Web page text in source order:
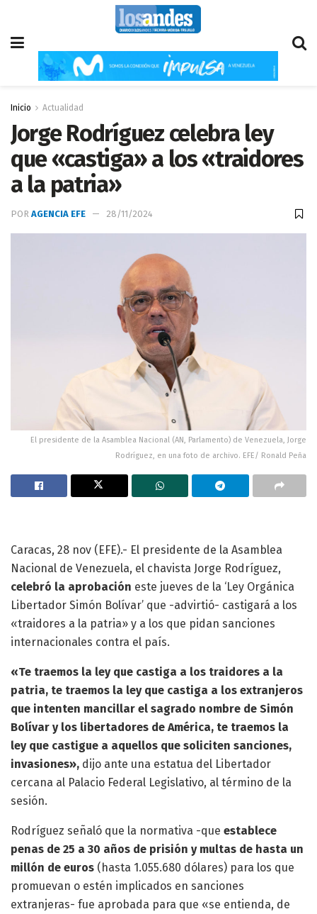
Inicio Actualidad
Jorge Rodríguez celebra ley
que «castiga» a los «traidores
a la patria»
POR AGENCIA EFE 28/11/2024
El presidente de la Asamblea Nacional (AN, Parlamento) de Venezuela, Jorge
Rodríguez, en una foto de archivo. EFE/ Ronald Peña
Caracas, 28 nov (EFE).- El presidente de la Asamblea
Nacional de Venezuela, el chavista Jorge Rodríguez,
celebró la aprobación este jueves de la ‘Ley Orgánica
Libertador Simón Bolívar’ que -advirtió- castigará a los
«traidores a la patria» y a los que pidan sanciones
internacionales contra el país.
«Te traemos la ley que castiga a los traidores a la
patria, te traemos la ley que castiga a los extranjeros
que intenten mancillar el sagrado nombre de Simón
Bolívar y los libertadores de América, te traemos la
ley que castigue a aquellos que soliciten sanciones,
invasiones», dijo ante una estatua del Libertador
cercana al Palacio Federal Legislativo, al término de la
sesión.
Rodríguez señaló que la normativa -que establece
penas de 25 a 30 años de prisión y multas de hasta un
millón de euros (hasta 1.055.680 dólares) para los que
promuevan o estén implicados en sanciones
extranjeras- fue aprobada para que «se entienda, de